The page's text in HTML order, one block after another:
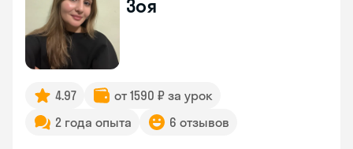
Зоя
4.97
от 1590 ₽ за урок
2 года опыта
6 отзывов